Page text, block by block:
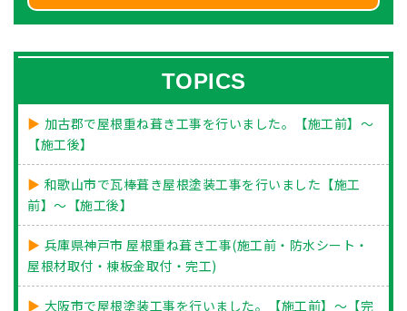
TOPICS
加古郡で屋根重ね葺き工事を行いました。【施工前】～
【施工後】
和歌山市で瓦棒葺き屋根塗装工事を行いました【施工
前】～【施工後】
兵庫県神戸市 屋根重ね葺き工事(施工前・防水シート・
屋根材取付・棟板金取付・完工)
大阪市で屋根塗装工事を行いました。【施工前】～【完